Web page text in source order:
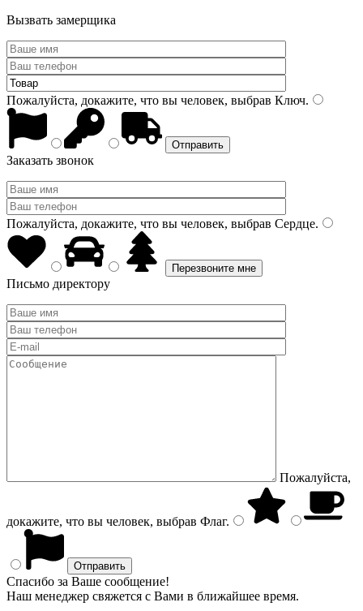
Вызвать замерщика
Пожалуйста, докажите, что вы человек, выбрав Ключ.
Заказать звонок
Пожалуйста, докажите, что вы человек, выбрав Сердце.
Письмо директору
Пожалуйста,
докажите, что вы человек, выбрав Флаг.
Спасибо за Ваше сообщение!
Наш менеджер свяжется с Вами в ближайшее время.